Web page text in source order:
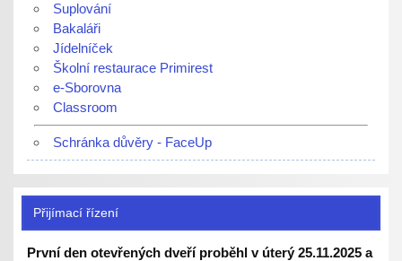
Suplování
Bakaláři
Jídelníček
Školní restaurace Primirest
e-Sborovna
Classroom
Schránka důvěry - FaceUp
Přijímací řízení
První den otevřených dveří proběhl v úterý 25.11.2025 a